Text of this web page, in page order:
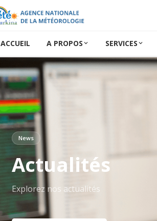
ACCUEIL A PROPOS SERVICES
News
Actualités
Explorez nos actualités